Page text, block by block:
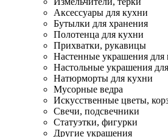
Аксессуары для кухни
Бутылки для хранения
Полотенца для кухни
Прихватки, рукавицы
Настенные украшения для
Настольные украшения
Натюрморты для кухни
Мусорные ведра
Искусственные цветы,
Свечи, подсвечники
Статуэтки, фигурки
Другие украшения